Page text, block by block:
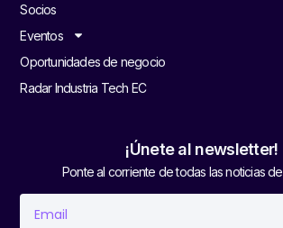
Socios
Eventos
Oportunidades de negocio
Radar Industria Tech EC
¡Únete al newsletter!
Ponte al corriente de todas las noticias